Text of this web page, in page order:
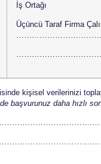
İş Ortağı
Üçüncü Taraf Firma
kişisel verilerinizi
başvurunuz daha hızlı